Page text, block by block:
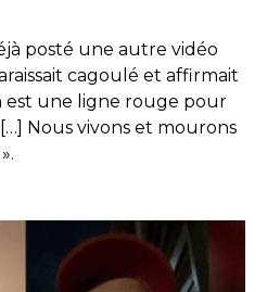
posté une autre vidéo
cagoulé et affirmait
est une ligne rouge pour
Nous vivons et mourons